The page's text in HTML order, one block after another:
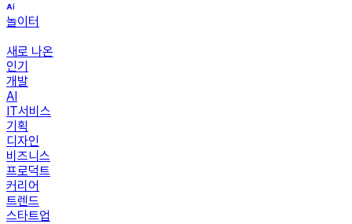
놀이터
새로 나온
인기
개발
AI
IT서비스
기획
디자인
비즈니스
프로덕트
커리어
트렌드
스타트업